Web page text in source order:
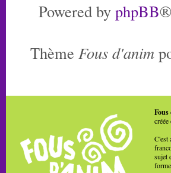
Powered by phpBB
Thème Fous d'anim
créée
C'est
sujet